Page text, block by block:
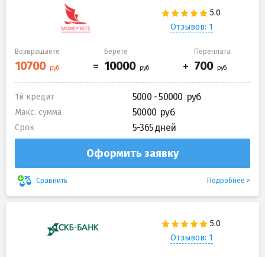
Отзывов: 1
Возвращаете Берете Переплата
1й кредит 5000 - 50000
Макс. сумма 50000
Срок 5-365 дней
Оформить заявку
Сравнить Подробнее
Отзывов: 1